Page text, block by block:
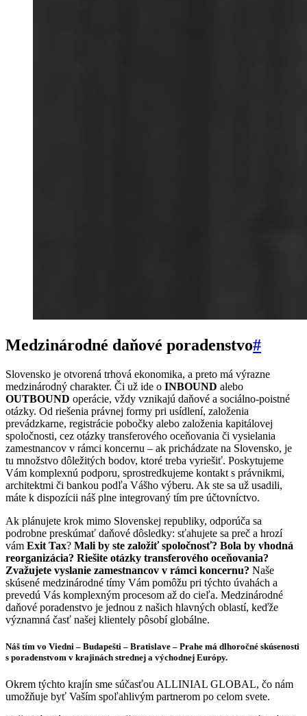
Medzinárodné daňové poradenstvo#
Slovensko je otvorená trhová ekonomika, a preto má výrazne
medzinárodný charakter. Či už ide o INBOUND alebo
OUTBOUND operácie, vždy vznikajú daňové a sociálno-poistné
otázky. Od riešenia právnej formy pri usídlení, založenia
prevádzkarne, registrácie pobočky alebo založenia kapitálovej
spoločnosti, cez otázky transferového oceňovania či vysielania
zamestnancov v rámci koncernu – ak prichádzate na Slovensko, je
tu množstvo dôležitých bodov, ktoré treba vyriešiť. Poskytujeme
Vám komplexnú podporu, sprostredkujeme kontakt s právnikmi,
architektmi či bankou podľa Vášho výberu. Ak ste sa už usadili,
máte k dispozícii náš plne integrovaný tím pre účtovníctvo.
Ak plánujete krok mimo Slovenskej republiky, odporúča sa
podrobne preskúmať daňové dôsledky: sťahujete sa preč a hrozí
vám Exit Tax? Mali by ste založiť spoločnosť? Bola by vhodná
reorganizácia? Riešite otázky transferového oceňovania?
Zvažujete vyslanie zamestnancov v rámci koncernu? Naše
skúsené medzinárodné tímy Vám pomôžu pri týchto úvahách a
prevedú Vás komplexným procesom až do cieľa. Medzinárodné
daňové poradenstvo je jednou z našich hlavných oblastí, keďže
významná časť našej klientely pôsobí globálne.
Náš tím vo Viedni – Budapešti – Bratislave – Prahe má dlhoročné skúsenosti
s poradenstvom v krajinách strednej a východnej Európy.
Okrem týchto krajín sme súčasťou ALLINIAL GLOBAL, čo nám
umožňuje byť Vaším spoľahlivým partnerom po celom svete.